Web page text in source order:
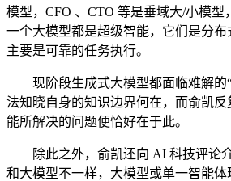
模型，CFO 、CTO 等是垂域大/小模型
一个大模型都是超级智能，它们是分
主要是可靠的任务执行。
现阶段生成式大模型都面临难解的
法知晓自身的知识边界何在，而俞凯
能所解决的问题便恰好在于此。
除此之外，俞凯还向 AI 科技评论
和大模型不一样，大模型或单一智能